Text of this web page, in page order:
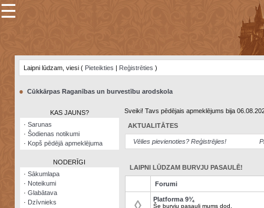
×
Šodienas
notikumi
Visatcera
almanahs
☰
Laipni lūdzam, viesi ( Pieteikties | Reģistrēties )
● Cūkkārpas Raganības un burvestību arodskola
KAS JAUNS?
· Sarunas
· Šodienas notikumi
· Kopš pēdējā apmeklējuma
NODERĪGI
· Sākumlapa
· Noteikumi
· Glabātava
· Dzīvnieks
Sveiki! Tavs pēdējais apmeklējums bija
AKTUALITĀTES
Vēlies pievienoties? Reģistrējies!
LAIPNI LŪDZAM BURVJU PASAULĒ!
Forumi
Platforma 9¾
Še burvju pasauli mums dod,